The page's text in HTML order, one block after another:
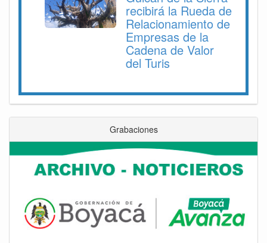
recibirá la Rueda de
Relacionamiento de
Empresas de la
Cadena de Valor
del Turis
Grabaciones